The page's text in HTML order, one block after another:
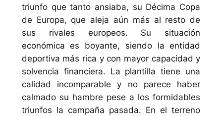
triunfo que tanto ansiaba, su Décima Copa
de Europa, que aleja aún más al resto de
sus rivales europeos. Su situación
económica es boyante, siendo la entidad
deportiva más rica y con mayor capacidad y
solvencia financiera. La plantilla tiene una
calidad incomparable y no parece haber
calmado su hambre pese a los formidables
triunfos la campaña pasada. En el terreno